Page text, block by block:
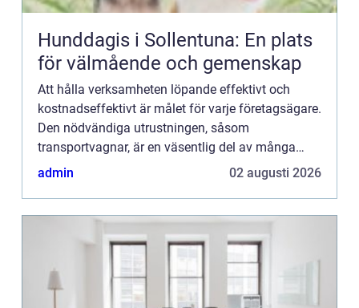
Hunddagis i Sollentuna: En plats
för välmående och gemenskap
Att hålla verksamheten löpande effektivt och
kostnadseffektivt är målet för varje företagsägare.
Den nödvändiga utrustningen, såsom
transportvagnar, är en väsentlig del av många
f&o...
admin 02 augusti 2026